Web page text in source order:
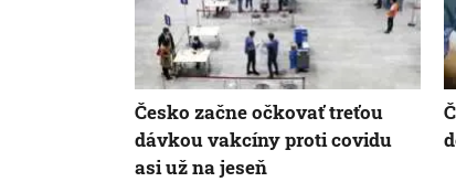
Česko začne očkovať treťou
dávkou vakcíny proti covidu
asi už na jeseň